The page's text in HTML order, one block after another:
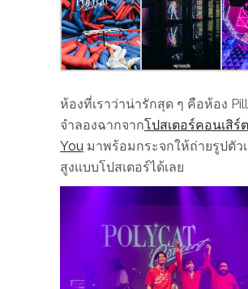
ห้องที่เราว่าน่ารักสุด ๆ คือห้อง
จำลองฉากจากโปสเตอร์คอนเสิร์
You มาพร้อมกระจกให้ถ่ายรูปตัว
สูงแบบโปสเตอร์ได้เลย